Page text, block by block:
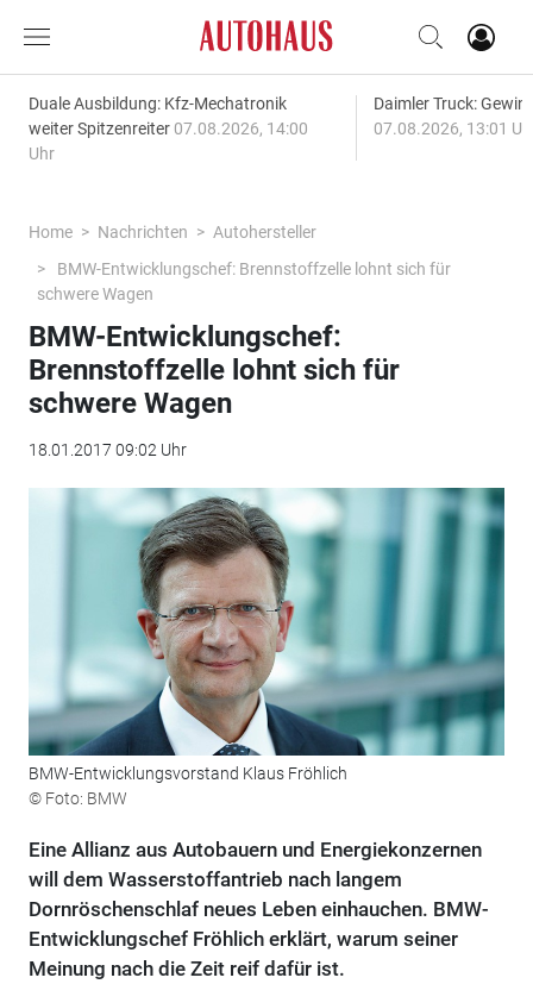
Duale Ausbildung: Kfz-Mechatronik
weiter Spitzenreiter 07.08.2026, 14:00
Uhr
Daimler Truck:
07.08.2026, 13:01
Home Nachrichten
Autohersteller
BMW-Entwicklungschef: Brennstoffzelle lohnt sich für
schwere Wagen
BMW-Entwicklungschef:
Brennstoffzelle lohnt sich für
schwere Wagen
18.01.2017 09:02 Uhr
BMW-Entwicklungsvorstand Klaus Fröhlich
© Foto: BMW
Eine Allianz aus Autobauern und Energiekonzernen
will dem Wasserstoffantrieb nach langem
Dornröschenschlaf neues Leben einhauchen. BMW-
Entwicklungschef Fröhlich erklärt, warum seiner
Meinung nach die Zeit reif dafür ist.